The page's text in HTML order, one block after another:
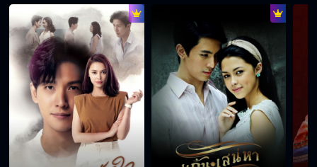
แค่นี้ก็ดีพอแล้ว
ยังกล้าพูดคำนี้อีกเหรอ
ขอโทษนะผมเลิกโง่แล้ว